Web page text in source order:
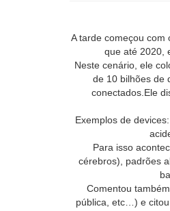
A tarde começou com
que até 2020,
Neste cenário, ele
de 10 bilhões de
conectados.Ele
Exemplos de
Para isso
cérebros), padrões
Comentou
pública, etc…) e